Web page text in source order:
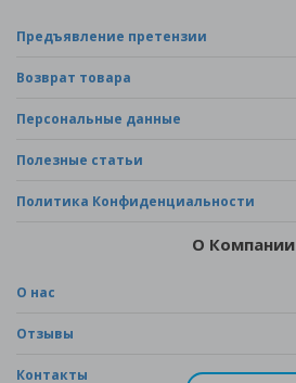
Предъявление претензии
Возврат товара
Персональные данные
Полезные статьи
Политика Конфиденциальности
О Компании
О нас
Отзывы
Контакты